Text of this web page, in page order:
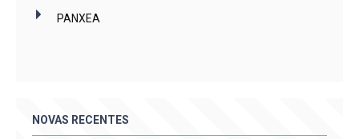
PANXEA
NOVAS RECENTES